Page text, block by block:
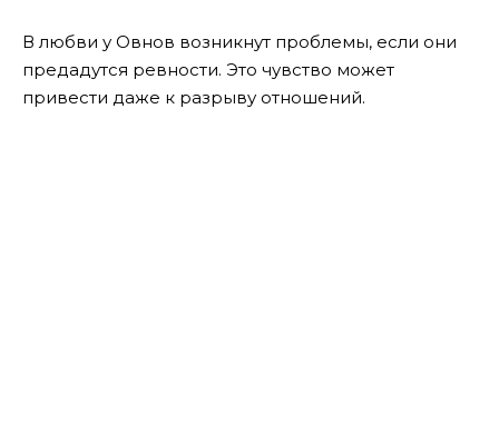
В любви у Овнов возникнут проблемы, если они
предадутся ревности. Это чувство может
привести даже к разрыву отношений.